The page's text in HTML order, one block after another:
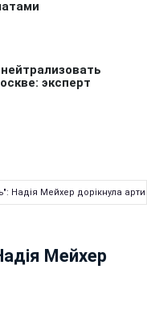
Надія Мейхер дорікнула
Мейхер